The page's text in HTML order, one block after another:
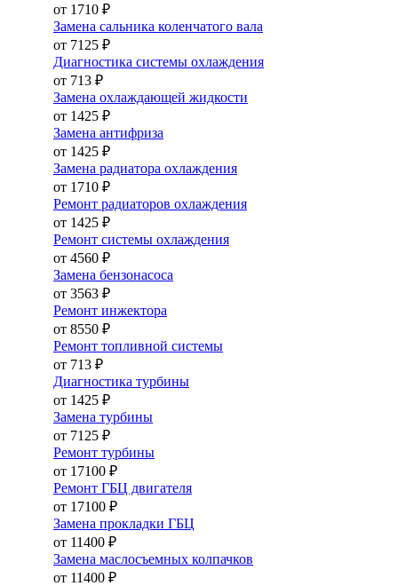
от 1710 ₽
Замена сальника коленчатого вала
от 7125 ₽
Диагностика системы охлаждения
от 713 ₽
Замена охлаждающей жидкости
от 1425 ₽
Замена антифриза
от 1425 ₽
Замена радиатора охлаждения
от 1710 ₽
Ремонт радиаторов охлаждения
от 1425 ₽
Ремонт системы охлаждения
от 4560 ₽
Замена бензонасоса
от 3563 ₽
Ремонт инжектора
от 8550 ₽
Ремонт топливной системы
от 713 ₽
Диагностика турбины
от 1425 ₽
Замена турбины
от 7125 ₽
Ремонт турбины
от 17100 ₽
Ремонт ГБЦ двигателя
от 17100 ₽
Замена прокладки ГБЦ
от 11400 ₽
Замена маслосъемных колпачков
от 11400 ₽